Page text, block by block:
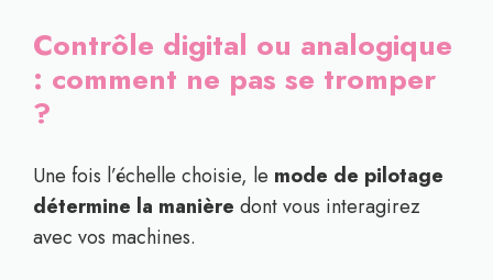
Contrôle digital ou analogique
: comment ne pas se tromper
?
Une fois l’échelle choisie, le mode de pilotage
détermine la manière dont vous interagirez
avec vos machines.